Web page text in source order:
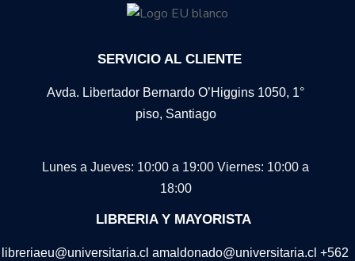
SERVICIO AL CLIENTE
Avda. Libertador Bernardo O’Higgins 1050, 1°
piso, Santiago
Lunes a Jueves: 10:00 a 19:00 Viernes: 10:00 a
18:00
LIBRERIA Y MAYORISTA
libreriaeu@universitaria.cl amaldonado@universitaria.cl +562